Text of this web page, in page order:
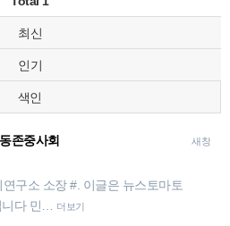
최신
인기
색인
새창
존중사회
구소 소장 #. 이글은 뉴스토마토
다 민…
더보기